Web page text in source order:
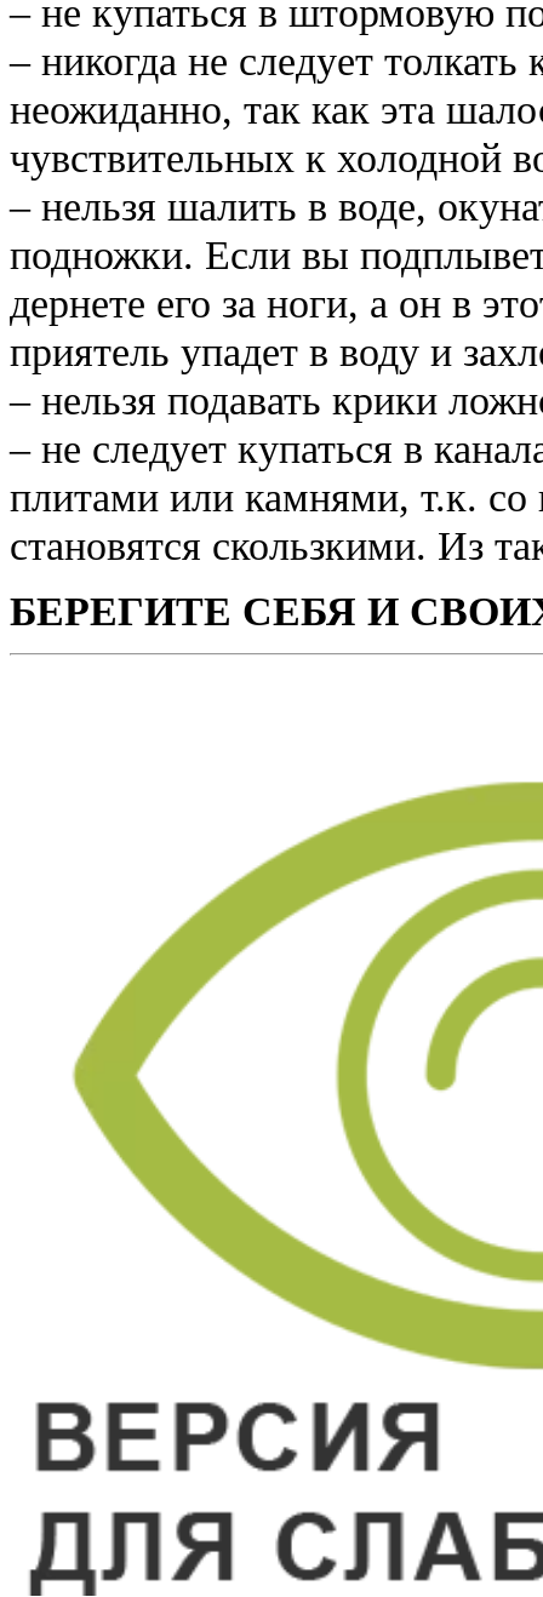
– не купаться в штормовую
– никогда не следует
неожиданно, так как эта
чувствительных к холодной
– нельзя шалить в воде,
подножки. Если вы
дернете его за ноги, а он в
приятель упадет в воду и
– нельзя подавать крики
– не следует купаться в
плитами или камнями, т.к.
становятся скользкими. Из
БЕРЕГИТЕ СЕБЯ И